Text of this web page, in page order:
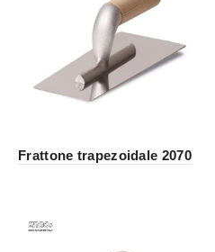
Frattone trapezoidale 2070